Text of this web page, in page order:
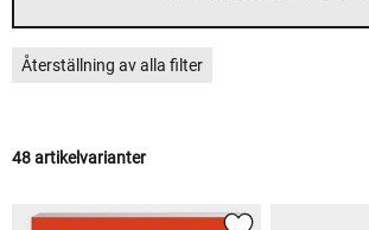
Återställning av alla filter
48 artikelvarianter